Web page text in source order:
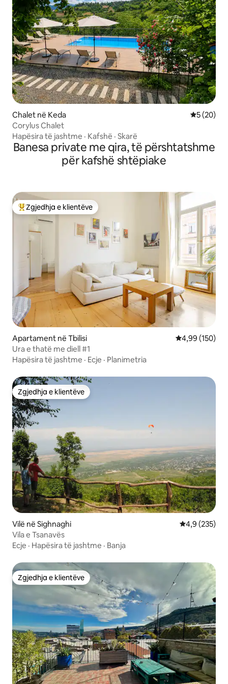
Chalet në Keda Vlerësimi
5 (20)
Corylus Chalet
Hapësira të jashtme · Kafshë · Skarë
Banesa private me qira, të përshtatshme
për kafshë shtëpiake
Më të mirat e zgjedhjeve të klientëve
Zgjedhja e klientëve
Apartament në Tbilisi Vlerësimi
4,99 (150)
Ura e thatë me diell #1
Hapësira të jashtme · Ecje · Planimetria
Zgjedhja e klientëve
Zgjedhja e klientëve
Vilë në Sighnaghi Vlerësimi
4,9 (235)
Vila e Tsanavës
Ecje · Hapësira të jashtme · Banja
Zgjedhja e klientëve
Zgjedhja e klientëve